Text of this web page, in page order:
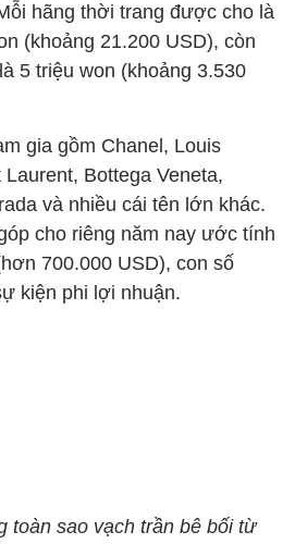
hãng thời trang được cho là
(khoảng 21.200 USD), còn
5 triệu won (khoảng 3.530
gia gồm Chanel, Louis
Bottega Veneta,
và nhiều cái tên lớn khác.
cho riêng năm nay ước tính
700.000 USD), con số
kiện phi lợi nhuận.
toàn sao vạch trần bê bối từ